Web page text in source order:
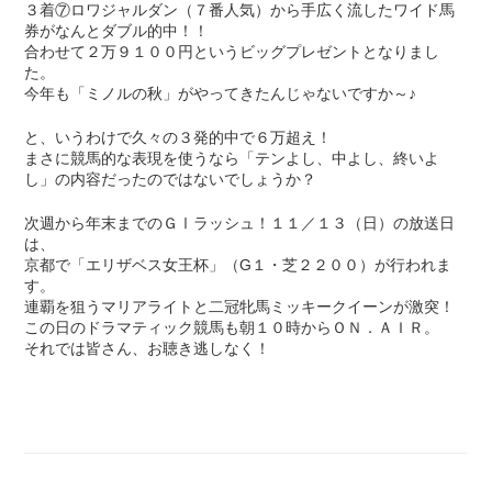
３着⑦ロワジャルダン（７番人気）から手広く流したワイド馬
券がなんとダブル的中！！
合わせて２万９１００円というビッグプレゼントとなりまし
た。
今年も「ミノルの秋」がやってきたんじゃないですか～♪
と、いうわけで久々の３発的中で６万超え！
まさに競馬的な表現を使うなら「テンよし、中よし、終いよ
し」の内容だったのではないでしょうか？
次週から年末までのＧⅠラッシュ！１１／１３（日）の放送日
は、
京都で「エリザベス女王杯」（G１・芝２２００）が行われま
す。
連覇を狙うマリアライトと二冠牝馬ミッキークイーンが激突！
この日のドラマティック競馬も朝１０時からＯＮ．ＡＩＲ。
それでは皆さん、お聴き逃しなく！